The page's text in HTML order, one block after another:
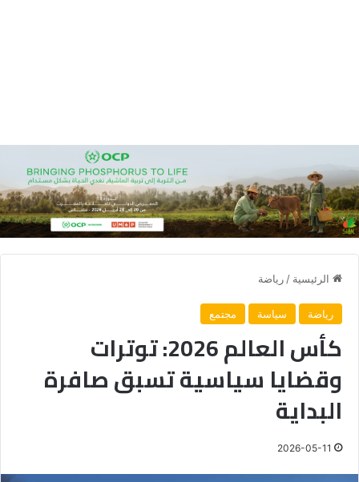
الرئيسية / رياضة
رياضة سياسة مجتمع
كأس العالم 2026: توترات
وقضايا سياسية تسبق صافرة
البداية
2026-05-11